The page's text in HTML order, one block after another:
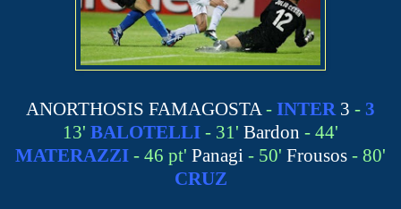
ANORTHOSIS FAMAGOSTA- INTER 3 - 3
13' BALOTELLI - 31' Bardon - 44'
MATERAZZI - 46 pt' Panagi - 50' Frousos - 80'
CRUZ